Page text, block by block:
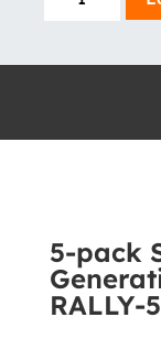
-
komplett
paket
RALLY-
5-pack
RALLY-5